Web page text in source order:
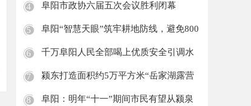
4 阜阳市政协六届五次会议胜利闭幕
5
阜阳“智慧天眼”筑牢耕地防线，避免800
6
千万阜阳人民全部喝上优质安全引调水
7
颍东打造面积约5万平方米“岳家湖露营
8
阜阳：明年“十一”期间市民有望从颍泉